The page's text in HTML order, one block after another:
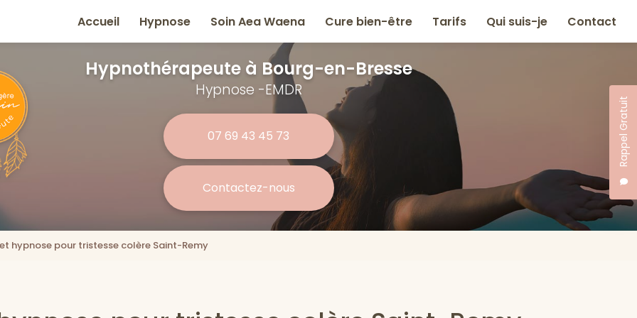
Rappel Gratuit
Accueil
Hypnose Soin Aea Waena Cure bien-être Tarifs Qui suis-je Contact
Hypnothérapeute à Bourg-en-Bresse
Hypnose -EMDR
07 69 43 45 73
Contactez-nous
hypnose pour tristesse colère Saint-Remy